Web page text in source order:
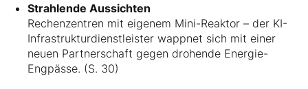
Strahlende Aussichten
Rechenzentren mit eigenem Mini-Reaktor – der KI-
Infrastrukturdienstleister wappnet sich mit einer
neuen Partnerschaft gegen drohende Energie-
Engpässe. (S. 30)